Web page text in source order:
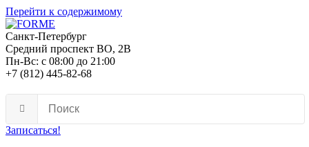
Перейти к содержимому
Санкт-Петербург
Средний проспект ВО, 2В
Пн-Вс: с 08:00 до 21:00
+7 (812) 445-82-68
Записаться!